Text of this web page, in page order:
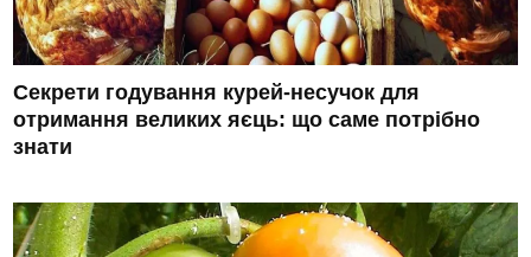
Секрети годування курей-несучок для
отримання великих яєць: що саме потрібно
знати